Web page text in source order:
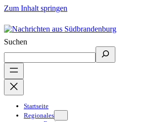
Zum Inhalt springen
Suchen
Startseite
Regionales